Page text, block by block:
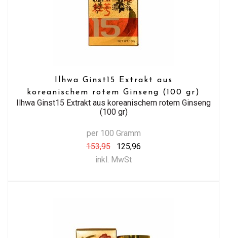
Ilhwa Ginst15 Extrakt aus
koreanischem rotem Ginseng (100 gr)
Ilhwa Ginst15 Extrakt aus koreanischem rotem Ginseng
(100 gr)
per 100 Gramm
153,95
125,96
inkl. MwSt